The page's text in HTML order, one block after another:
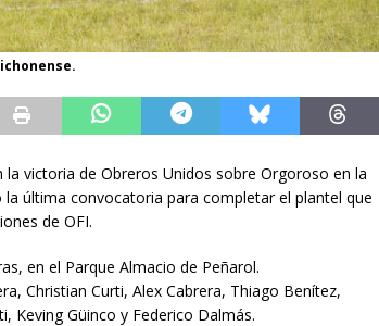
victoria de Obreros Unidos sobre Orgoroso en la
última convocatoria para completar el plantel que
de OFI.
en el Parque Almacio de Peñarol.
Christian Curti, Alex Cabrera, Thiago Benítez,
Keving Güinco y Federico Dalmás.